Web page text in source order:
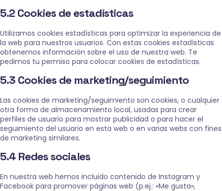
5.2 Cookies de estadísticas
Utilizamos cookies estadísticas para optimizar la experiencia de
la web para nuestros usuarios. Con estas cookies estadísticas
obtenemos información sobre el uso de nuestra web. Te
pedimos tu permiso para colocar cookies de estadísticas.
5.3 Cookies de marketing/seguimiento
Las cookies de marketing/seguimiento son cookies, o cualquier
otra forma de almacenamiento local, usadas para crear
perfiles de usuario para mostrar publicidad o para hacer el
seguimiento del usuario en esta web o en varias webs con fines
de marketing similares.
5.4 Redes sociales
En nuestra web hemos incluido contenido de Instagram y
Facebook para promover páginas web (p.ej.: «Me gusta»,